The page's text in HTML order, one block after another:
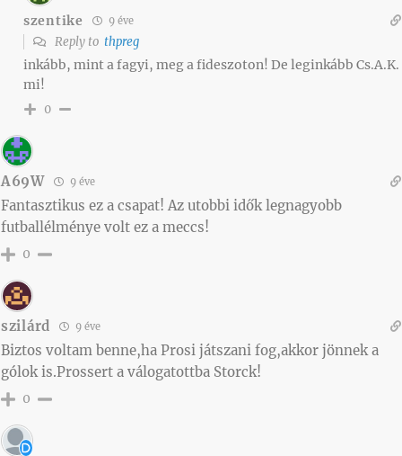
szentike 9 éve
Reply to thpreg
inkább, mint a fagyi, meg a fideszoton! De leginkább Cs.A.K.
mi!
0
A69W 9 éve
Fantasztikus ez a csapat! Az utobbi idők legnagyobb
futballélménye volt ez a meccs!
0
szilárd 9 éve
Biztos voltam benne,ha Prosi játszani fog,akkor jönnek a
gólok is.Prossert a válogatottba Storck!
0